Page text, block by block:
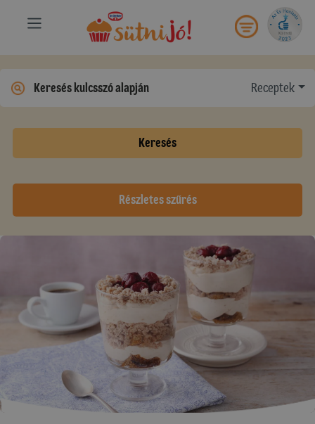
Receptek
Keresés
Részletes szűrés